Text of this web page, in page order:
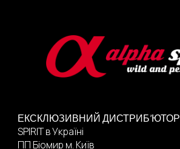
ЕКСКЛЮЗИВНИЙ ДИСТРИБ’ЮТОР
SPIRITв Україні
ПП Біомир м. Київ